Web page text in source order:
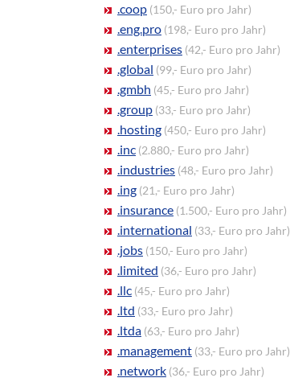
.coop (150,- Euro pro Jahr)
.eng.pro (198,- Euro pro Jahr)
.enterprises (42,- Euro pro Jahr)
.global (99,- Euro pro Jahr)
.gmbh (45,- Euro pro Jahr)
.group (33,- Euro pro Jahr)
.hosting (450,- Euro pro Jahr)
.inc (2.880,- Euro pro Jahr)
.industries (48,- Euro pro Jahr)
.ing (21,- Euro pro Jahr)
.insurance (1.500,- Euro pro Jahr)
.international (33,- Euro pro Jahr)
.jobs (150,- Euro pro Jahr)
.limited (36,- Euro pro Jahr)
.llc (45,- Euro pro Jahr)
.ltd (33,- Euro pro Jahr)
.ltda (63,- Euro pro Jahr)
.management (33,- Euro pro Jahr)
.network (36,- Euro pro Jahr)